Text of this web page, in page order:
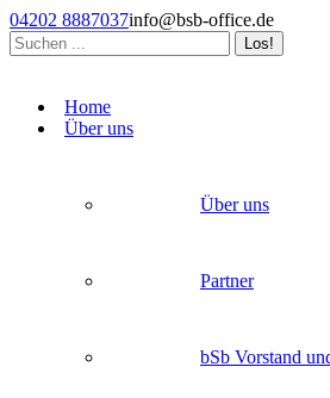
Zum
Inhalt
springen
04202 8887037info@bsb-office.de
Search:
opens
opens
opens
Home
Über uns
Über uns
Partner
bSb Vorstand